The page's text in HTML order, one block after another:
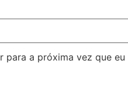
para a próxima vez que eu